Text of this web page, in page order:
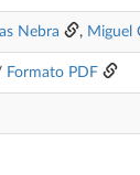
Nebra , Miguel
Formato PDF